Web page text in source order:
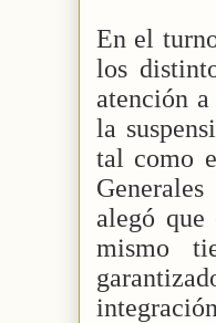
En el
los
atención
la
tal como
alegó que
mismo